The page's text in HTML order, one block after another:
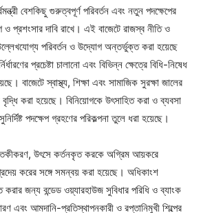
বেশকিছু গুরুত্বপূর্ণ পরিবর্তন এবং নতুন পদক্ষেপের
প্রশংসার দাবি রাখে। এই বাজেটে রাজস্ব নীতি ও
পরিবর্তন ও উদ্যোগ অন্তর্ভুক্ত করা হয়েছে
প্রচেষ্টা চালানো এবং বিভিন্ন ক্ষেত্রে বিধি-নিষেধ
বাজেটে স্বাস্থ্য, শিক্ষা এবং সামাজিক সুরক্ষা জালের
করা হয়েছে। বিনিয়োগকে উৎসাহিত করা ও ব্যবসা
পদক্ষেপ গ্রহণের পরিকল্পনা তুলে ধরা হয়েছে।
উৎসে কর্তনকৃত করকে অগ্রিম আয়করে
করের সঙ্গে সমন্বয় করা হয়েছে। অধিকাংশ
জন্য বন্ডেড ওয়্যারহাউজ সুবিধার পরিধি ও ব্যাংক
এবং আমদানি-প্রতিস্থাপনকারী ও রপ্তানিমুখী শিল্পের